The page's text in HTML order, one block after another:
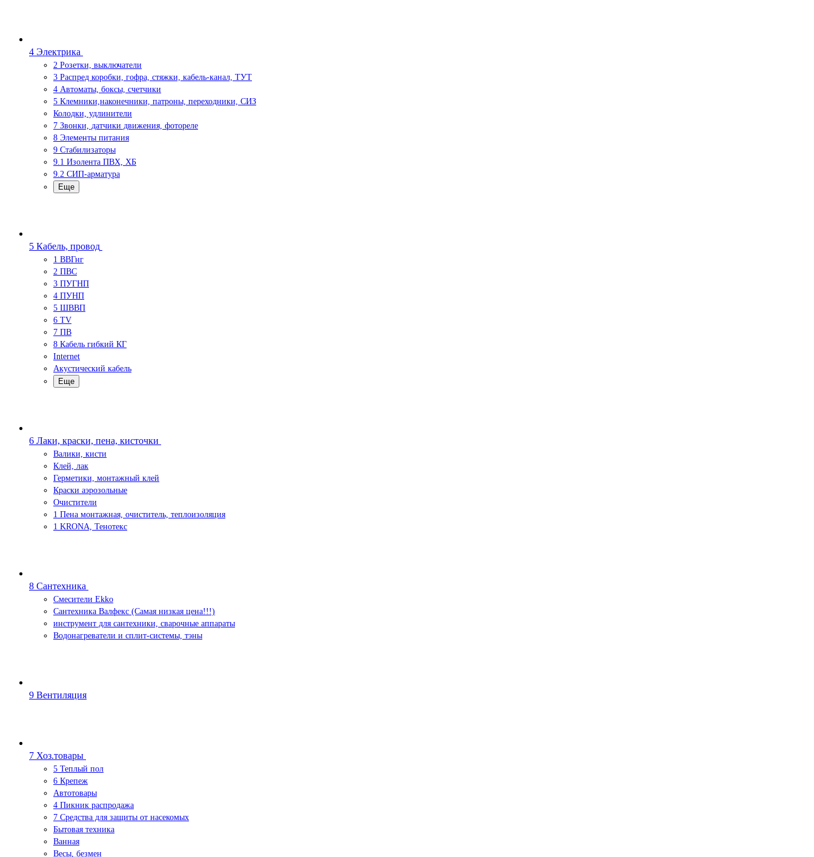
4 Электрика
2 Розетки, выключатели
3 Распред коробки, гофра, стяжки, кабель-канал, ТУТ
4 Автоматы, боксы, счетчики
5 Клемники,наконечники, патроны, переходники, СИЗ
Колодки, удлинители
7 Звонки, датчики движения, фотореле
8 Элементы питания
9 Стабилизаторы
9.1 Изолента ПВХ, ХБ
9.2 СИП-арматура
Еще
5 Кабель, провод
1 ВВГнг
2 ПВС
3 ПУГНП
4 ПУНП
5 ШВВП
6 TV
7 ПВ
8 Кабель гибкий КГ
Internet
Акустический кабель
Еще
6 Лаки, краски, пена, кисточки
Валики, кисти
Клей, лак
Герметики, монтажный клей
Краски аэрозольные
Очистители
1 Пена монтажная, очиститель, теплоизоляция
1 KRONA, Тенотекс
8 Сантехника
Смесители Ekko
Сантехника Валфекс (Самая низкая цена!!!)
инструмент для сантехники, сварочные аппараты
Водонагреватели и сплит-системы, тэны
9 Вентиляция
7 Хоз.товары
5 Теплый пол
6 Крепеж
Автотовары
4 Пикник распродажа
7 Средства для защиты от насекомых
Бытовая техника
Ванная
Весы, безмен